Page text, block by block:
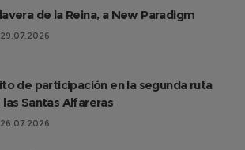
de la Reina, a New Paradigm
29.07.2026
de participación en la segunda ruta
las Santas Alfareras
26.07.2026